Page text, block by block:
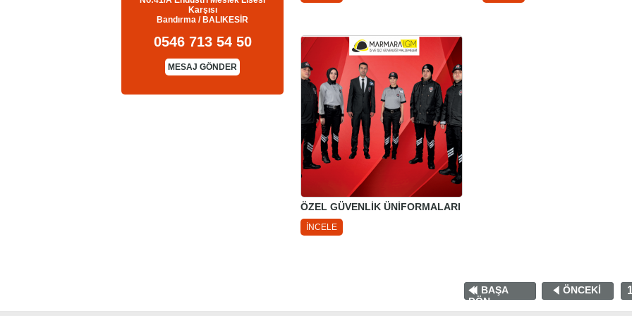
Karşısı
Bandırma / BALIKESİR
0546 713 54 50
MESAJ GÖNDER
ÖZEL GÜVENLİK ÜNİFORMALARI
İNCELE
BAŞA
DÖN
ÖNCEKİ